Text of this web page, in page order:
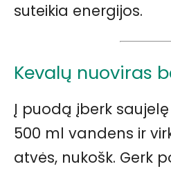
suteikia energijos.
Kevalų nuoviras
Į puodą įberk
500 ml vandens ir
atvės, nukošk. Gerk